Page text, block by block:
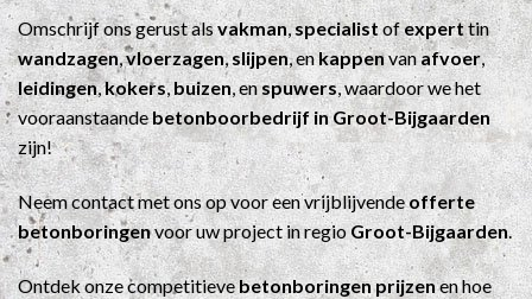
Omschrijf ons gerust alsvakman,specialistofexperttin
wandzagen,vloerzagen,slijpen, enkappenvanafvoer,
leidingen,kokers,buizen, enspuwers, waardoor we het
vooraanstaandebetonboorbedrijf in Groot-Bijgaarden
zijn!
Neem contact met ons op voor een vrijblijvendeofferte
betonboringenvoor uw project in regio Groot-Bijgaarden.
Ontdek onze competitievebetonboringen prijzenen hoe